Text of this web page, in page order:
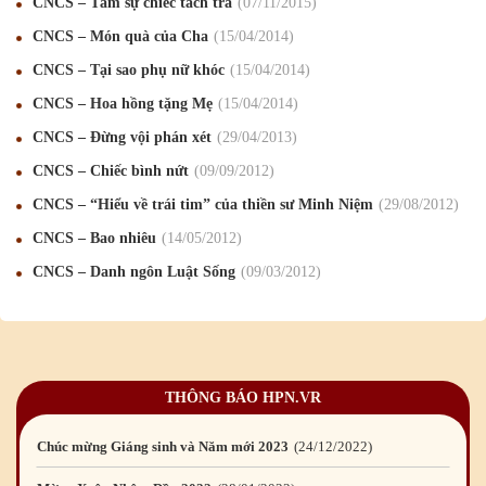
CNCS – Món quà của Cha 15/04/2014
CNCS – Tại sao phụ nữ khóc 15/04/2014
CNCS – Hoa hồng tặng Mẹ 15/04/2014
CNCS – Đừng vội phán xét 29/04/2013
CNCS – Chiếc bình nứt 09/09/2012
CNCS – “Hiểu về trái tim” của thiền sư Minh Niệm 29/08/2012
CNCS – Bao nhiêu 14/05/2012
CNCS – Danh ngôn Luật Sống 09/03/2012
THÔNG BÁO HPN.VR
Chúc mừng Giáng sinh và Năm mới 2020 24
Mừng Xuân Kỷ Hợi 2019 03 /02/2019
Chúc mừng Giáng sinh và Năm mới 2019
Chúc mừng Giáng sinh và Năm mới 2026
Chúc mừng Giáng sinh và Năm mới 2025 24/12
Mừng Xuân Giáp Thìn 2024 09/02/2024
Mừng Xuân Quý Mão 2023 14/01/2023
Chúc mừng Giáng sinh và Năm mới 2023 24/12/2022